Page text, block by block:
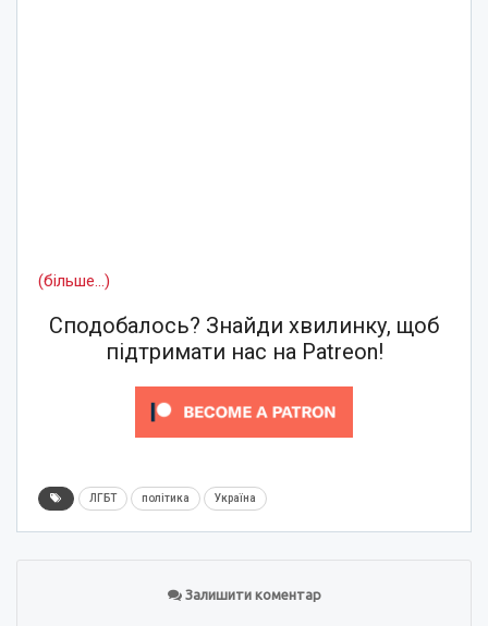
(більше…)
Сподобалось? Знайди хвилинку, щоб
підтримати нас на Patreon!
ЛГБТ політика Україна
Залишити коментар